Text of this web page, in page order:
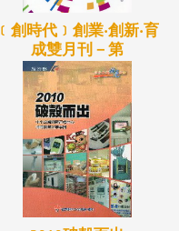
﹝創時代﹞創業‧創新‧育
成雙月刊－第